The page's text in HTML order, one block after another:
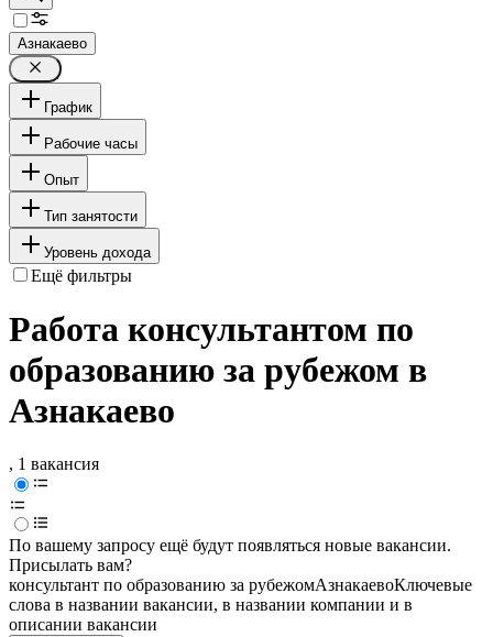
Азнакаево
График
Рабочие часы
Опыт
Тип занятости
Уровень дохода
Ещё фильтры
Работа консультантом по
образованию за рубежом в
Азнакаево
, 1 вакансия
По вашему запросу ещё будут появляться новые вакансии.
Присылать вам?
консультант по образованию за рубежомАзнакаевоКлючевые
слова в названии вакансии, в названии компании и в
описании вакансии